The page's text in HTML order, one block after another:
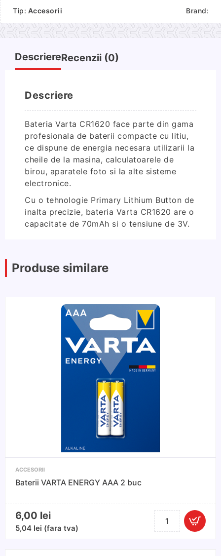
CR1620,
3V,
litiu
tip
buton
Tip: Accesorii Brand:
DescriereRecenzii (0)
Descriere
Bateria Varta CR1620 face parte din gama
profesionala de baterii compacte cu litiu,
ce dispune de energia necesara utilizarii la
cheile de la masina, calculatoarele de
birou, aparatele foto si la alte sisteme
electronice.
Cu o tehnologie Primary Lithium Button de
inalta precizie, bateria Varta CR1620 are o
capacitate de 70mAh si o tensiune de 3V.
Produse similare
ACCESORII
Baterii VARTA ENERGY AAA 2 buc
6,00 lei
5,04 lei (fara tva)
Cantitate
Baterii